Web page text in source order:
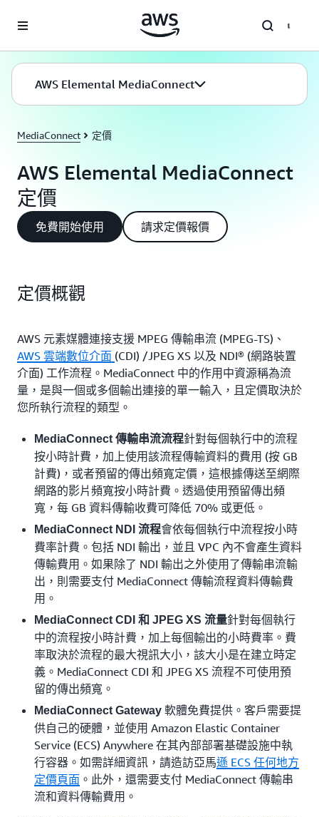
AWS Elemental MediaConnect
MediaConnect 定價
AWS Elemental MediaConnect
定價
免費開始使用 請求定價報價
定價概觀
AWS 元素媒體連接支援 MPEG 傳輸串流 (MPEG-TS)、
AWS 雲端數位介面 (CDI) /JPEG XS 以及 NDI® (網路裝置
介面) 工作流程。MediaConnect 中的作用中資源稱為流
量，是與一個或多個輸出連接的單一輸入，且定價取決於
您所執行流程的類型。
MediaConnect 傳輸串流流程針對每個執行中的流程
按小時計費，加上使用該流程傳輸資料的費用 (按 GB
計費)，或者預留的傳出頻寬定價，這根據傳送至網際
網路的影片頻寬按小時計費。透過使用預留傳出頻
寬，每 GB 資料傳輸收費可降低 70% 或更低。
MediaConnect NDI 流程會依每個執行中流程按小時
費率計費。包括 NDI 輸出，並且 VPC 內不會產生資料
傳輸費用。如果除了 NDI 輸出之外使用了傳輸串流輸
出，則需要支付 MediaConnect 傳輸流程資料傳輸費
用。
MediaConnect CDI 和 JPEG XS 流量針對每個執行
中的流程按小時計費，加上每個輸出的小時費率。費
率取決於流程的最大視訊大小，該大小是在建立時定
義。MediaConnect CDI 和 JPEG XS 流程不可使用預
留的傳出頻寬。
MediaConnect Gateway 軟體免費提供。客戶需要提
供自己的硬體，並使用 Amazon Elastic Container
Service (ECS) Anywhere 在其內部部署基礎設施中執
行容器。如需詳細資訊，請造訪亞馬遜 ECS 任何地方
定價頁面 。此外，還需要支付 MediaConnect 傳輸串
流和資料傳輸費用。